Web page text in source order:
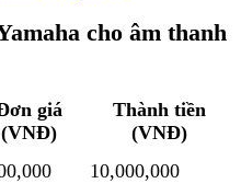
cho âm thanh
giá
(VNĐ)
Thành tiền
(VNĐ)
10,000,000